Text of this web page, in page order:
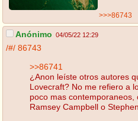
>>>86743
Anónimo 04/05/22 12:29
/#/ 86743
>>86741
¿Anon leíste otros autores
Lovecraft? No me refiero a
poco mas contemporaneos,
Ramsey Campbell o